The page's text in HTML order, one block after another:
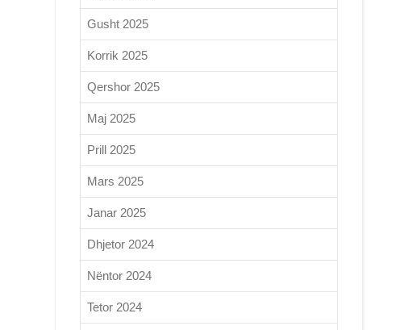
Gusht 2025
Korrik 2025
Qershor 2025
Maj 2025
Prill 2025
Mars 2025
Janar 2025
Dhjetor 2024
Nëntor 2024
Tetor 2024